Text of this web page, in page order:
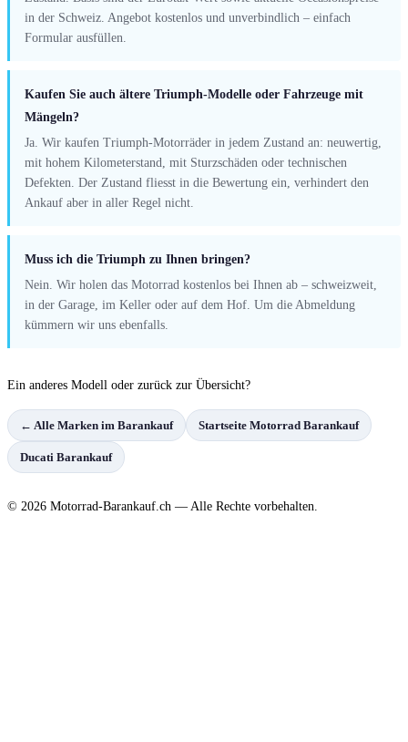
in der Schweiz. Angebot kostenlos und unverbindlich – einfach
Formular ausfüllen.
Kaufen Sie auch ältere Triumph-Modelle oder Fahrzeuge mit
Mängeln?
Ja. Wir kaufen Triumph-Motorräder in jedem Zustand an: neuwertig,
mit hohem Kilometerstand, mit Sturzschäden oder technischen
Defekten. Der Zustand fliesst in die Bewertung ein, verhindert den
Ankauf aber in aller Regel nicht.
Muss ich die Triumph zu Ihnen bringen?
Nein. Wir holen das Motorrad kostenlos bei Ihnen ab – schweizweit,
in der Garage, im Keller oder auf dem Hof. Um die Abmeldung
kümmern wir uns ebenfalls.
Ein anderes Modell oder zurück zur Übersicht?
← Alle Marken im Barankauf Startseite Motorrad Barankauf
Ducati Barankauf
© 2026 Motorrad-Barankauf.ch — Alle Rechte vorbehalten.